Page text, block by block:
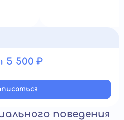
5 500 ₽
поведения